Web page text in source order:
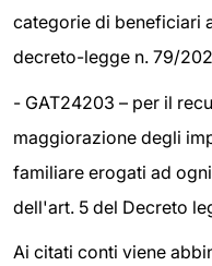
categorie di beneficiari
decreto-legge n. 79/
- GAT24203 – per il
maggiorazione degli
familiare erogati ad
dell'art. 5 del Decreto
Ai citati conti viene